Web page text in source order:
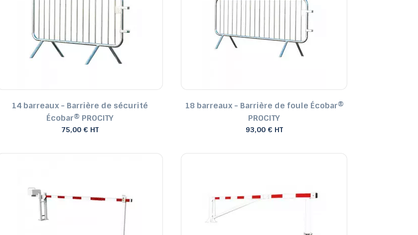
Tables de jardin fixes et
Prix, croissant
Prix, décroissant
Reference, A to Z
14 barreaux - Barrière de sécurité
Écobar® PROCITY
75,00 € HT
18 barreaux - Barrière de foule Écobar®
PROCITY
93,00 € HT